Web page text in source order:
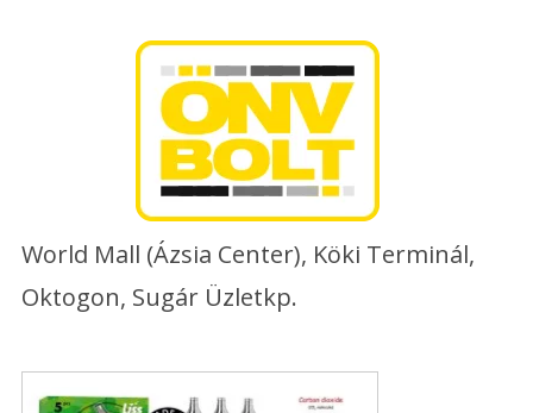
World Mall (Ázsia Center), Köki Terminál,
Oktogon, Sugár Üzletkp.